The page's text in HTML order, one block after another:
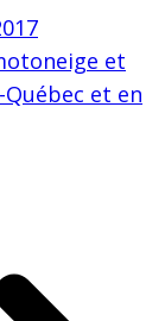
et
et en